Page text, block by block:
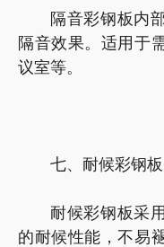
隔音彩钢板内
隔音效果。适用于
议室等。
七、耐候彩钢板
耐候彩钢板采
的耐候性能，不易